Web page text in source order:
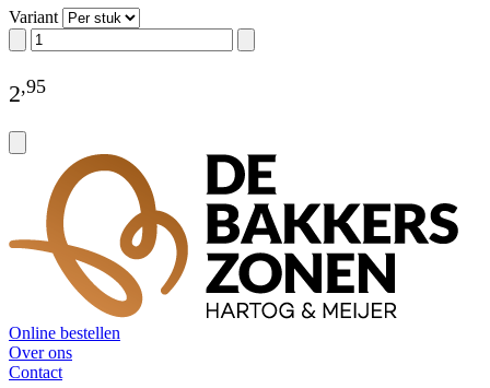
Variant
2,95
Online bestellen
Over ons
Contact